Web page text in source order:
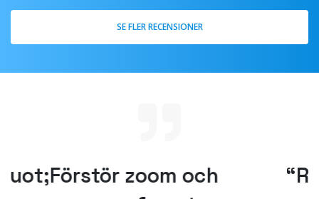
SE FLER RECENSIONER
“Riktigt solid produkt!”